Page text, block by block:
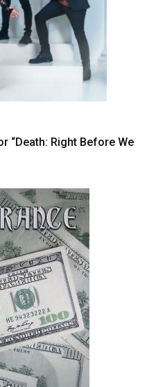
“Death: Right Before We